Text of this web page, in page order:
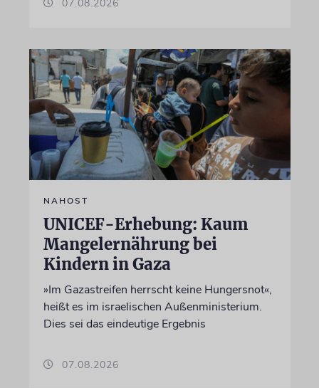
07.08.2026
NAHOST
UNICEF-Erhebung: Kaum
Mangelernährung bei
Kindern in Gaza
»Im Gazastreifen herrscht keine Hungersnot«,
heißt es im israelischen Außenministerium.
Dies sei das eindeutige Ergebnis
07.08.2026